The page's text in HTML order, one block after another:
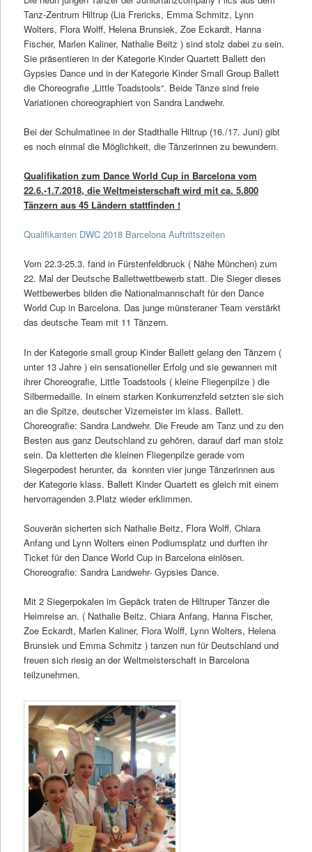
Tanz-Zentrum Hiltrup (Lia Frericks, Emma Schmitz, Lynn
Wolters, Flora Wolff, Helena Brunsiek, Zoe Eckardt, Hanna
Fischer, Marlen Kaliner, Nathalie Beitz ) sind stolz dabei zu sein.
Sie präsentieren in der Kategorie Kinder Quartett Ballett den
Gypsies Dance und in der Kategorie Kinder Small Group Ballett
die Choreografie „Little Toadstools“. Beide Tänze sind freie
Variationen choreographiert von Sandra Landwehr.
Bei der Schulmatinee in der Stadthalle Hiltrup (16./17. Juni) gibt
es noch einmal die Möglichkeit, die Tänzerinnen zu bewundern.
Qualifikation zum Dance World Cup in Barcelona vom
22.6.-1.7.2018, die Weltmeisterschaft wird mit ca. 5.800
Tänzern aus 45 Ländern stattfinden !
Qualifikanten DWC 2018 Barcelona Auftrittszeiten
Vom 22.3-25.3. fand in Fürstenfeldbruck ( Nähe München) zum
22. Mal der Deutsche Ballettwettbewerb statt. Die Sieger dieses
Wettbewerbes bilden die Nationalmannschaft für den Dance
World Cup in Barcelona. Das junge münsteraner Team verstärkt
das deutsche Team mit 11 Tänzern.
In der Kategorie small group Kinder Ballett gelang den Tänzern (
unter 13 Jahre ) ein sensationeller Erfolg und sie gewannen mit
ihrer Choreografie, Little Toadstools ( kleine Fliegenpilze ) die
Silbermedaille. In einem starken Konkurrenzfeld setzten sie sich
an die Spitze, deutscher Vizemeister im klass. Ballett.
Choreografie: Sandra Landwehr. Die Freude am Tanz und zu den
Besten aus ganz Deutschland zu gehören, darauf darf man stolz
sein. Da kletterten die kleinen Fliegenpilze gerade vom
Siegerpodest herunter, da konnten vier junge Tänzerinnen aus
der Kategorie klass. Ballett Kinder Quartett es gleich mit einem
hervorragenden 3.Platz wieder erklimmen.
Souverän sicherten sich Nathalie Beitz, Flora Wolff, Chiara
Anfang und Lynn Wolters einen Podiumsplatz und durften ihr
Ticket für den Dance World Cup in Barcelona einlösen.
Choreografie: Sandra Landwehr- Gypsies Dance.
Mit 2 Siegerpokalen im Gepäck traten de Hiltruper Tänzer die
Heimreise an. ( Nathalie Beitz, Chiara Anfang, Hanna Fischer,
Zoe Eckardt, Marlen Kaliner, Flora Wolff, Lynn Wolters, Helena
Brunsiek und Emma Schmitz ) tanzen nun für Deutschland und
freuen sich riesig an der Weltmeisterschaft in Barcelona
teilzunehmen.